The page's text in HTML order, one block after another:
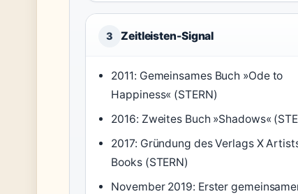
3 Zeitleisten-Signal
2011: Gemeinsames Buch »Ode to
Happiness« (STERN)
2016: Zweites Buch »Shadows«
2017: Gründung des Verlags X
Books (STERN)
November 2019: Erster